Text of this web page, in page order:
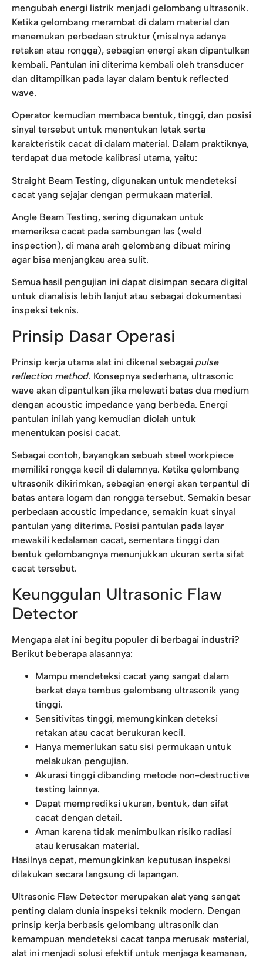
mengubah energi listrik menjadi gelombang ultrasonik.
Ketika gelombang merambat di dalam material dan
menemukan perbedaan struktur (misalnya adanya
retakan atau rongga), sebagian energi akan dipantulkan
kembali. Pantulan ini diterima kembali oleh transducer
dan ditampilkan pada layar dalam bentuk reflected
wave.
Operator kemudian membaca bentuk, tinggi, dan posisi
sinyal tersebut untuk menentukan letak serta
karakteristik cacat di dalam material. Dalam praktiknya,
terdapat dua metode kalibrasi utama, yaitu:
Straight Beam Testing, digunakan untuk mendeteksi
cacat yang sejajar dengan permukaan material.
Angle Beam Testing, sering digunakan untuk
memeriksa cacat pada sambungan las (weld
inspection), di mana arah gelombang dibuat miring
agar bisa menjangkau area sulit.
Semua hasil pengujian ini dapat disimpan secara digital
untuk dianalisis lebih lanjut atau sebagai dokumentasi
inspeksi teknis.
Prinsip Dasar Operasi
Prinsip kerja utama alat ini dikenal sebagai pulse
reflection method. Konsepnya sederhana, ultrasonic
wave akan dipantulkan jika melewati batas dua medium
dengan acoustic impedance yang berbeda. Energi
pantulan inilah yang kemudian diolah untuk
menentukan posisi cacat.
Sebagai contoh, bayangkan sebuah steel workpiece
memiliki rongga kecil di dalamnya. Ketika gelombang
ultrasonik dikirimkan, sebagian energi akan terpantul di
batas antara logam dan rongga tersebut. Semakin besar
perbedaan acoustic impedance, semakin kuat sinyal
pantulan yang diterima. Posisi pantulan pada layar
mewakili kedalaman cacat, sementara tinggi dan
bentuk gelombangnya menunjukkan ukuran serta sifat
cacat tersebut.
Keunggulan Ultrasonic Flaw
Detector
Mengapa alat ini begitu populer di berbagai industri?
Berikut beberapa alasannya:
Mampu mendeteksi cacat yang sangat dalam
berkat daya tembus gelombang ultrasonik yang
tinggi.
Sensitivitas tinggi, memungkinkan deteksi
retakan atau cacat berukuran kecil.
Hanya memerlukan satu sisi permukaan untuk
melakukan pengujian.
Akurasi tinggi dibanding metode non-destructive
testing lainnya.
Dapat memprediksi ukuran, bentuk, dan sifat
cacat dengan detail.
Aman karena tidak menimbulkan risiko radiasi
atau kerusakan material.
Hasilnya cepat, memungkinkan keputusan inspeksi
dilakukan secara langsung di lapangan.
Ultrasonic Flaw Detector merupakan alat yang sangat
penting dalam dunia inspeksi teknik modern. Dengan
prinsip kerja berbasis gelombang ultrasonik dan
kemampuan mendeteksi cacat tanpa merusak material,
alat ini menjadi solusi efektif untuk menjaga keamanan,